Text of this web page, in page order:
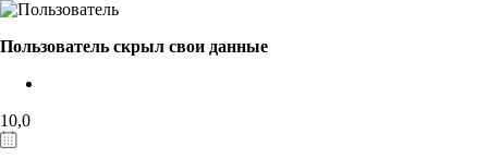
Пользователь скрыл свои данные
10,0